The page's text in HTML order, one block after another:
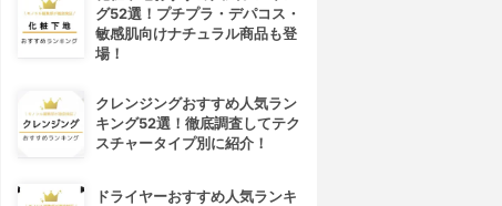
グ52選！プチプラ・デパコス・
敏感肌向けナチュラル商品も登
場！
クレンジングおすすめ人気ラン
キング52選！徹底調査してテク
スチャータイプ別に紹介！
ドライヤーおすすめ人気ランキ